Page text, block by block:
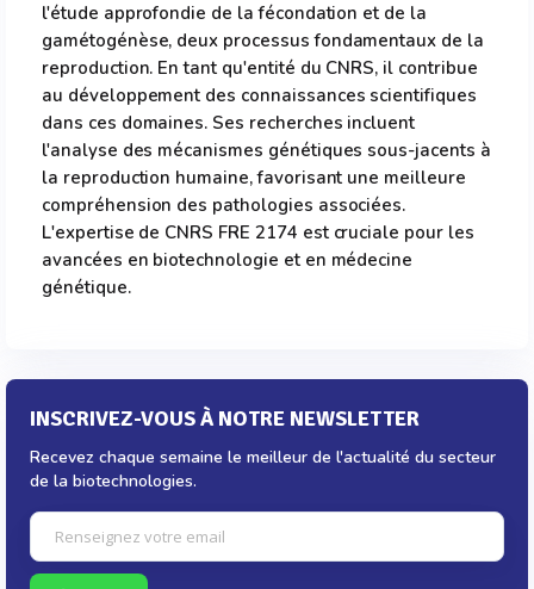
l'étude approfondie de la fécondation et de la
gamétogénèse, deux processus fondamentaux de la
reproduction. En tant qu'entité du CNRS, il contribue
au développement des connaissances scientifiques
dans ces domaines. Ses recherches incluent
l'analyse des mécanismes génétiques sous-jacents à
la reproduction humaine, favorisant une meilleure
compréhension des pathologies associées.
L'expertise de CNRS FRE 2174 est cruciale pour les
avancées en biotechnologie et en médecine
génétique.
INSCRIVEZ-VOUS À NOTRE NEWSLETTER
Recevez chaque semaine le meilleur de l'actualité du secteur
de la biotechnologies.